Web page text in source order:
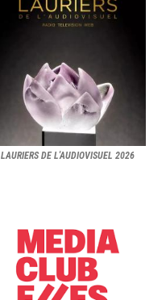
LAURIERS DE L'AUDIOVISUEL 2026